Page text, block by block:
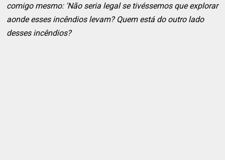
comigo mesmo: 'Não seria legal se tivéssemos que explorar
aonde esses incêndios levam? Quem está do outro lado
desses incêndios?